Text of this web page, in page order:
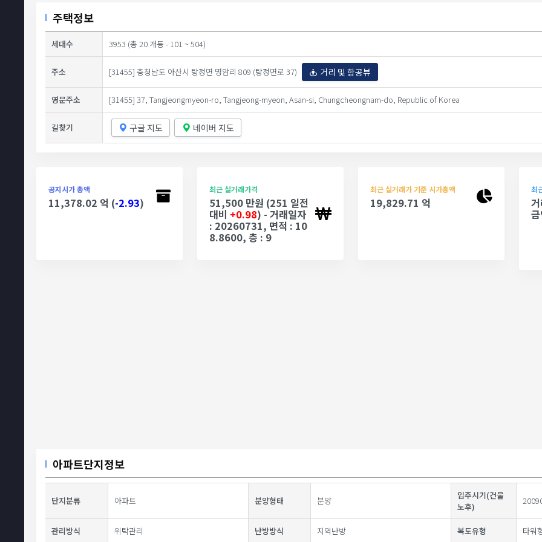
주택정보
세대수 3953 (총 20 개동 - 101 ~ 504)
주소 [31455] 충청남도 아산시 탕정면 명암리 809 (탕정면로 37) 거리 및 항공뷰
영문주소 [31455] 37, Tangjeongmyeon-ro, Tangjeong-myeon, Asan-si, Chungcheongnam-do, Republic of Korea
길찾기 구글 지도 네이버 지도
공지시가 총액
11,378.02 억 (-2.93)
최근 실거래가격
51,500 만원 (251 일전
대비 +0.98) - 거래일자
: 20260731, 면적 : 10
8.8600, 층 : 9
최근 실거래가 기준 시가총액
19,829.71 억
최
아파트단지정보
단지분류 아파트 분양형태 분양
입주시기(건물
노후)
관리방식 위탁관리 난방방식 지역난방 복도유형 타워